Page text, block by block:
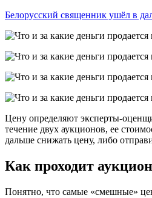
Белорусский священник ушёл в
Цену определяют эксперты-
течение двух аукционов, ее
дальше снижать цену, либо
Как проходит
Понятно, что самые «смешные»